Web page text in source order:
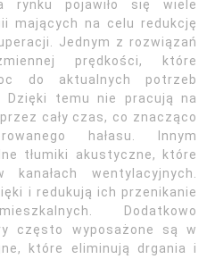
rynku pojawiło się wiele
mających na celu redukcję
Jednym z rozwiązań
prędkości, które
do aktualnych potrzeb
Dzięki temu nie pracują na
cały czas, co znacząco
hałasu. Innym
tłumiki akustyczne, które
wentylacyjnych.
i redukują ich przenikanie
Dodatkowo
często wyposażone są w
które eliminują drgania i